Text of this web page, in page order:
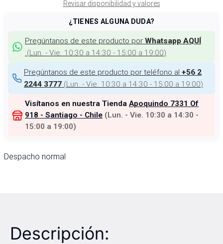
Revisar disponibilidad y valores
¿TIENES ALGUNA DUDA?
Pregúntanos de este producto por Whatsapp AQUÍ
(Lun. - Vie. 10:30 a 14:30 - 15:00 a 19:00)
Pregúntanos de este producto por teléfono al +56 2
2244 3777 (Lun. - Vie. 10:30 a 14:30 - 15:00 a 19:00)
Visítanos en nuestra Tienda Apoquindo 7331 Of
918 - Santiago - Chile (Lun. - Vie. 10:30 a 14:30 -
15:00 a 19:00)
Despacho normal
Descripción: